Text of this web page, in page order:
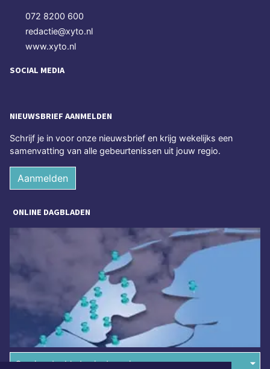
072 8200 600
redactie@xyto.nl
www.xyto.nl
SOCIAL MEDIA
NIEUWSBRIEF AANMELDEN
Schrijf je in voor onze nieuwsbrief en krijg wekelijks een
samenvatting van alle gebeurtenissen uit jouw regio.
Aanmelden
ONLINE DAGBLADEN
Overige dagbladen in de regio